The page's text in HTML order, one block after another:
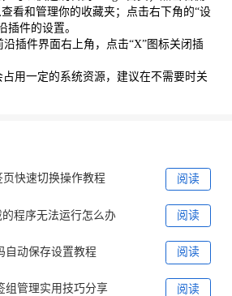
看和管理你的收藏夹；点击右下角的“设
插件的设置。
插件界面右上角，点击“X”图标关闭插
用一定的系统资源，建议在不需要时关
快速切换操作教程 阅读
程序无法运行怎么办 阅读
自动保存设置教程 阅读
组管理实用技巧分享 阅读